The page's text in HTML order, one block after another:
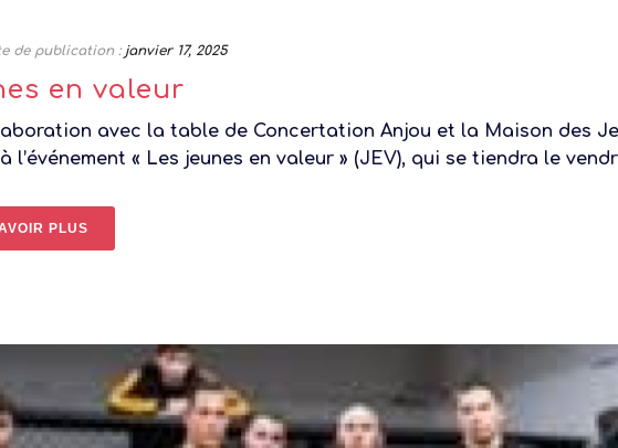
de publication : janvier 17, 2025
en valeur
avec la table de Concertation Anjou et la Maison des
l’événement « Les jeunes en valeur » (JEV), qui se tiendra le
PLUS